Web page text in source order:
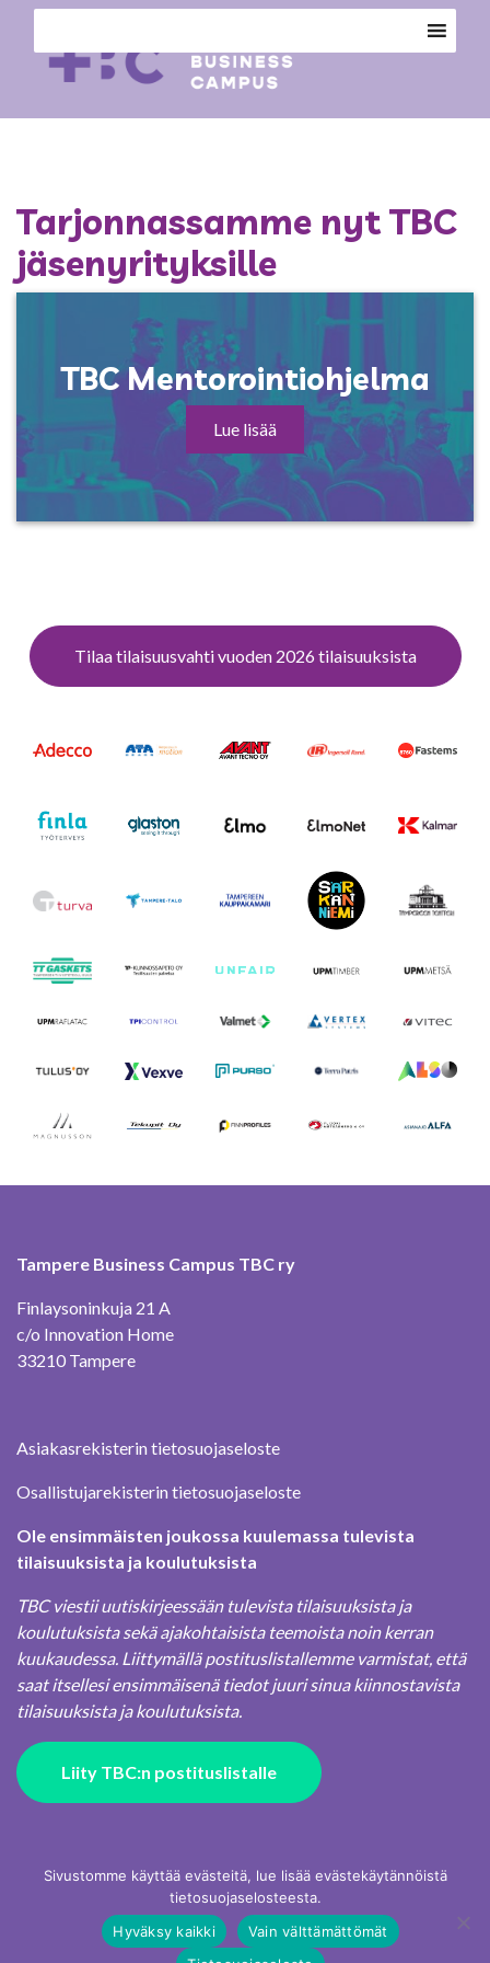
Tarjonnassamme nyt TBC
jäsenyrityksille
TBC Mentorointiohjelma
Lue lisää
Tilaa tilaisuusvahti vuoden 2026 tilaisuuksista
Tampere Business Campus TBC ry
Finlaysoninkuja 21 A
c/o Innovation Home
33210 Tampere
Asiakasrekisterin tietosuojaseloste
Osallistujarekisterin tietosuojaseloste
Ole ensimmäisten joukossa kuulemassa tulevista
tilaisuuksista ja koulutuksista
TBC viestii uutiskirjeessään tulevista tilaisuuksista ja
koulutuksista sekä ajakohtaisista teemoista noin kerran
kuukaudessa. Liittymällä postituslistallemme varmistat, että
saat itsellesi ensimmäisenä tiedot juuri sinua kiinnostavista
tilaisuuksista ja koulutuksista.
Liity TBC:n postituslistalle
Sivustomme käyttää evästeitä, lue lisää evästekäytännöistä
tietosuojaselosteesta.
Hyväksy kaikki
Vain välttämättömät